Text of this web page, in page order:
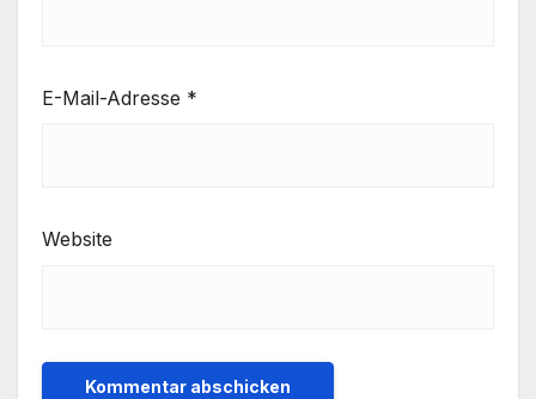
E-Mail-Adresse *
Website